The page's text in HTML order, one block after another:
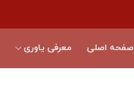
صفحه اصلی معرفی یاوری